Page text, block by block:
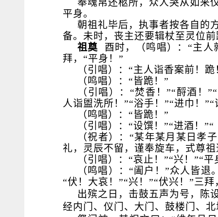
奉魂帛还柩所，众人哭从如来
平身。
朝祖礼毕后，执事者按各自的
备。未时，丧主还要辑杖至灵位
祖奠 酉时，（鸣唱）：“主人
拜，“平身！”
（引唱）：“主人诣香案前！跪
（鸣唱）：“皆跪！”
（引唱）：“焚香！”“酹酒！
人诣盥洗所！”“浴手！”“进巾！
（鸣唱）：“皆跪！”
（引唱）：“设馔！”“进酒！
（祝者）：“某年某月某日孝
礼，灵辰不留，谨奉旋车，式尊
（引唱）：“哀止！”“兴！”“
（鸣唱）：“阖户！”众人皆退
“伏！大哀！”“兴！”“伏兴！”三
出殡之日，击鼓五声为号，陈
经内门、仪门、大门、鼓楼门、